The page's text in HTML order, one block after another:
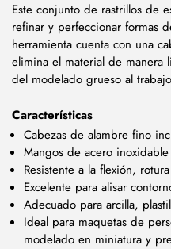
Este conjunto de rastrillos de
refinar y perfeccionar formas
herramienta cuenta con una
elimina el material de manera
del modelado grueso al
Características
Cabezas de alambre fino
Mangos de acero
Resistente a la flexión,
Excelente para alisar
Adecuado para arcilla,
Ideal para maquetas de
modelado en miniatura y